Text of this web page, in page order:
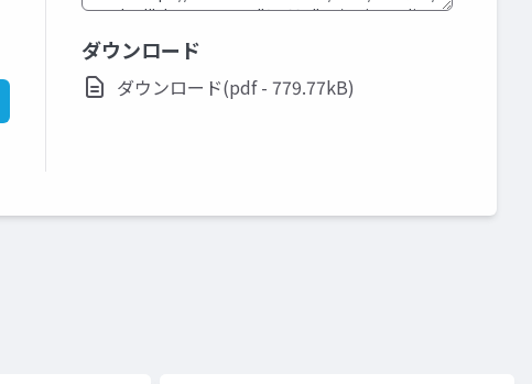
ダウンロード
ダウンロード(pdf - 779.77kB)